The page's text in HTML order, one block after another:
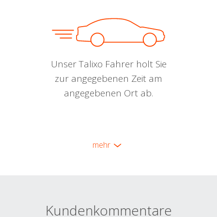
Unser Talixo Fahrer holt Sie
zur angegebenen Zeit am
angegebenen Ort ab.
mehr
Kundenkommentare